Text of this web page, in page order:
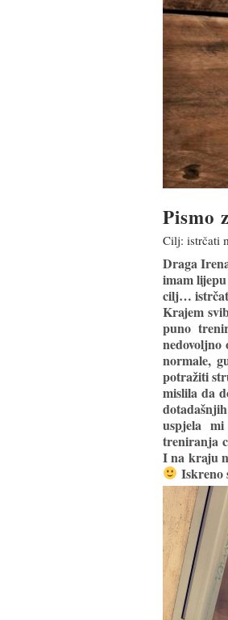
Pismo
Cilj: istrčati
Draga
imam
cilj…
Krajem
puno
nedovoljno
normale,
potražiti
mislila da
uspjela
treniranja
I na kraju
Iskreno